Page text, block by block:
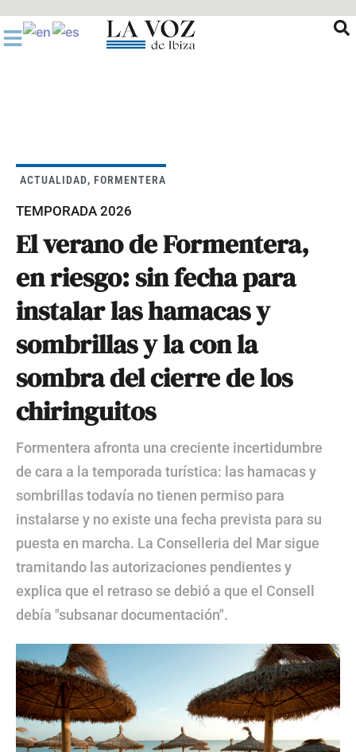
al
contenido
ACTUALIDAD, FORMENTERA
TEMPORADA 2026
El verano de Formentera,
en riesgo: sin fecha para
instalar las hamacas y
sombrillas y la con la
sombra del cierre de los
chiringuitos
Formentera afronta una creciente incertidumbre
de cara a la temporada turística: las hamacas y
sombrillas todavía no tienen permiso para
instalarse y no existe una fecha prevista para su
puesta en marcha. La Conselleria del Mar sigue
tramitando las autorizaciones pendientes y
explica que el retraso se debió a que el Consell
debía "subsanar documentación".